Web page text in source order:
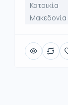
Κατοικία
Μακεδονία